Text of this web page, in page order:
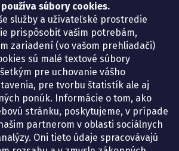
súbory cookies.
služby a užívateľské prostredie
prispôsobiť vašim potrebám,
zariadení (vo vašom prehliadači)
sú malé textové súbory
pre uchovanie vášho
pre tvorbu štatistík ale aj
ponúk. Informácie o tom, ako
stránku, poskytujeme, v prípade
partnerom v oblasti sociálnych
Oni tieto údaje spracovávajú
h.
h.
h.
h.
h.